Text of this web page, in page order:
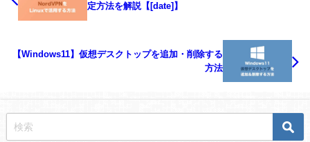
定方法を解説【[date]】
【Windows11】仮想デスクトップを追加・削除する
方法